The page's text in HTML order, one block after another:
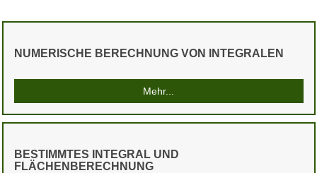
NUMERISCHE BERECHNUNG VON INTEGRALEN
Mehr...
BESTIMMTES INTEGRAL UND
FLÄCHENBERECHNUNG